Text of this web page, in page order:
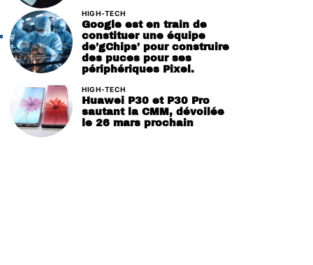
HIGH-TECH
Google est en train de
constituer une équipe
de’gChips’ pour construire
des puces pour ses
périphériques Pixel.
HIGH-TECH
Huawei P30 et P30 Pro
sautant la CMM, dévoilée
le 26 mars prochain